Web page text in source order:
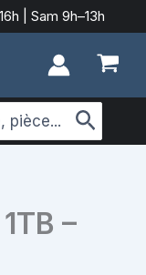
| Sam 9h–13h
–